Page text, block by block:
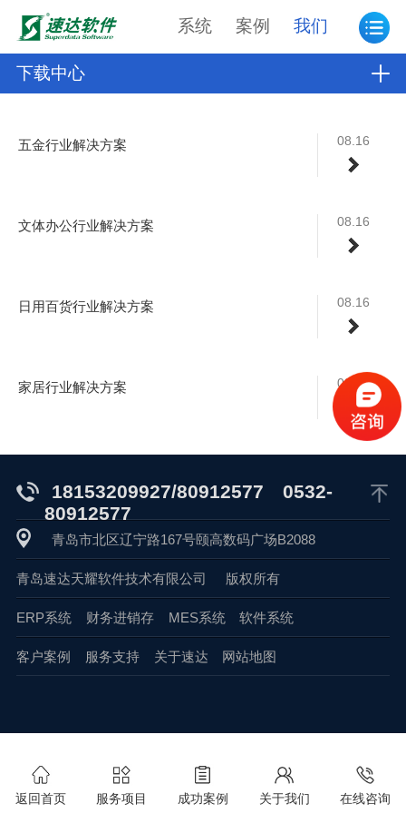
系统 案例 我们
下载中心
08.16
五金行业解决方案
08.16
文体办公行业解决方案
08.16
日用百货行业解决方案
08.13
家居行业解决方案
18153209927/80912577
0532-
80912577
青岛市北区辽宁路167号颐高数码广场B2088
青岛速达天耀软件技术有限公司 版权所有
ERP系统 财务进销存 MES系统 软件系统
客户案例 服务支持 关于速达 网站地图
返回首页 服务项目 成功案例 关于我们 在线咨询